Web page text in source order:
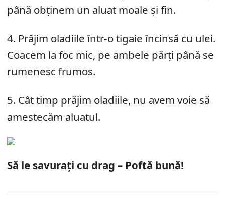
până obținem un aluat moale și fin.
4. Prăjim oladiile într-o tigaie încinsă cu ulei.
Coacem la foc mic, pe ambele părți până se
rumenesc frumos.
5. Cât timp prăjim oladiile, nu avem voie să
amestecăm aluatul.
Să le savurați cu drag – Poftă bună!